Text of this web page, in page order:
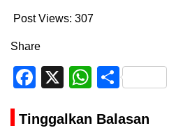
Post Views: 307
Share
Facebook
X WhatsApp
Share
Tinggalkan Balasan